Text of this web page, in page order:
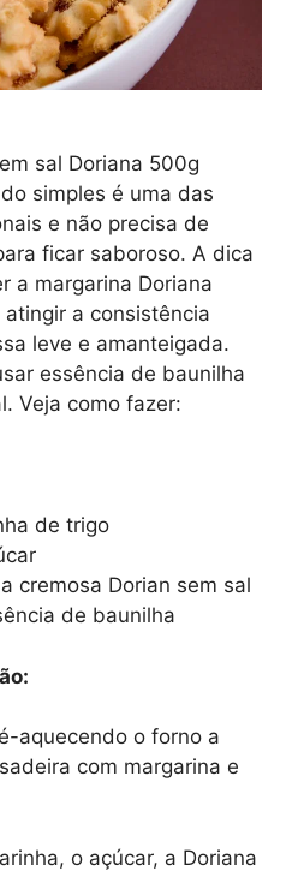
sal Doriana 500g
simples é uma das
e não precisa de
ficar saboroso. A dica
a margarina Doriana
a consistência
leve e amanteigada.
essência de baunilha
Veja como fazer:
de trigo
cremosa Dorian sem sal
de baunilha
aquecendo o forno a
com margarina e
o açúcar, a Doriana